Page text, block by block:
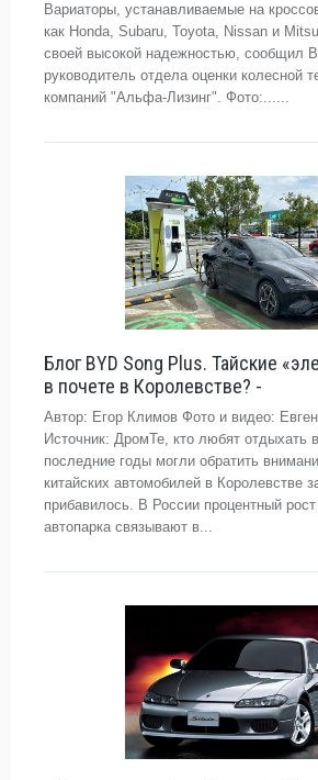
Вариаторы, устанавливаемые на
как Honda, Subaru, Toyota, Nissan и
своей высокой надежностью, сообщил
руководитель отдела оценки колесной
компаний "Альфа-Лизинг". Фото:......
Блог BYD Song Plus. Тайские
в почете в Королевстве? -
Автор: Егор Климов Фото и видео:
Источник: ДромТе, кто любят отдыхать
последние годы могли обратить
китайских автомобилей в Королевстве
прибавилось. В России процентный рост
автопарка связывают в...